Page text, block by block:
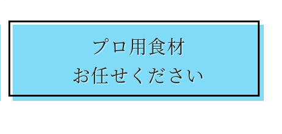
プロ用食材
お任せください